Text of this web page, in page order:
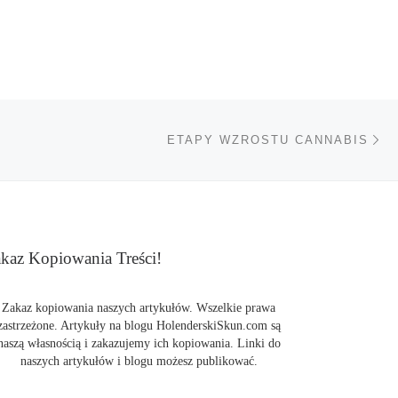
ETAPY WZROSTU CANNABIS
Kopiowania Treści!
Zakaz kopiowania naszych artykułów. Wszelkie prawa
Artykuły na blogu HolenderskiSkun.com są
własnością i zakazujemy ich kopiowania. Linki do
naszych artykułów i blogu możesz publikować.